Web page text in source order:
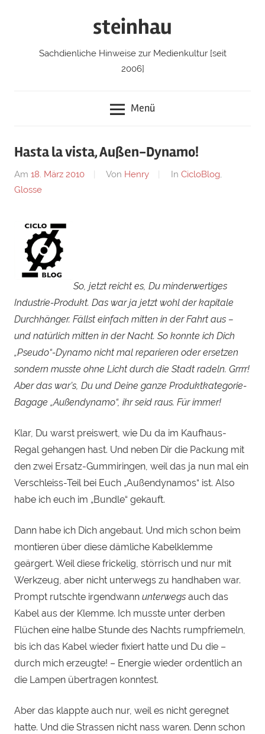
steinhau
Sachdienliche Hinweise zur Medienkultur [seit
2006]
Menü
Hasta la vista, Außen-Dynamo!
Am 18. März 2010 Von Henry In CicloBlog,
Glosse
So, jetzt reicht es, Du minderwertiges
Industrie-Produkt. Das war ja jetzt wohl der kapitale
Durchhänger. Fällst einfach mitten in der Fahrt aus –
und natürlich mitten in der Nacht. So konnte ich Dich
„Pseudo“-Dynamo nicht mal reparieren oder ersetzen
sondern musste ohne Licht durch die Stadt radeln. Grrrr!
Aber das war’s, Du und Deine ganze Produktkategorie-
Bagage „Außendynamo“, ihr seid raus. Für immer!
Klar, Du warst preiswert, wie Du da im Kaufhaus-
Regal gehangen hast. Und neben Dir die Packung mit
den zwei Ersatz-Gummiringen, weil das ja nun mal ein
Verschleiss-Teil bei Euch „Außendynamos“ ist. Also
habe ich euch im „Bundle“ gekauft.
Dann habe ich Dich angebaut. Und mich schon beim
montieren über diese dämliche Kabelklemme
geärgert. Weil diese frickelig, störrisch und nur mit
Werkzeug, aber nicht unterwegs zu handhaben war.
Prompt rutschte irgendwann unterwegs auch das
Kabel aus der Klemme. Ich musste unter derben
Flüchen eine halbe Stunde des Nachts rumpfriemeln,
bis ich das Kabel wieder fixiert hatte und Du die –
durch mich erzeugte! – Energie wieder ordentlich an
die Lampen übertragen konntest.
Aber das klappte auch nur, weil es nicht geregnet
hatte. Und die Strassen nicht nass waren. Denn schon